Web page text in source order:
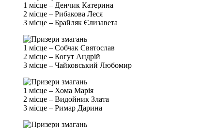
1 місце – Денчик Катерина
2 місце – Рибакова Леся
3 місце – Брайляк Єлизавета
1 місце – Собчак Святослав
2 місце – Когут Андрій
3 місце – Чайковський Любомир
1 місце – Хома Марія
2 місце – Видойник Злата
3 місце – Римар Дарина